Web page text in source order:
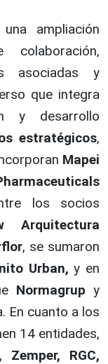
ampliación
asociadas y
que integra
y desarrollo
estratégicos,
Mapei
los socios
Arquitectura
, se sumaron
Urban, y en
Normagrupy
En cuanto a los
14 entidades,
Zemper, RGC,